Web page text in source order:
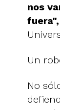
nos
fuera",
Un
No